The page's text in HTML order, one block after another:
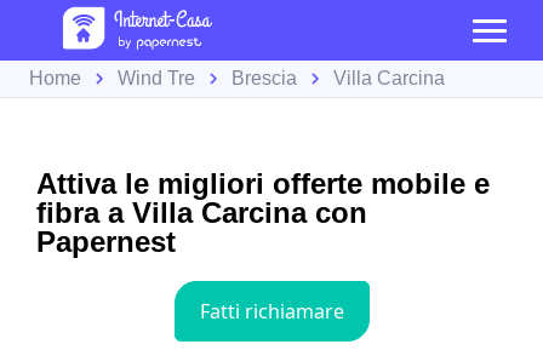
Home Wind Tre Brescia Villa Carcina